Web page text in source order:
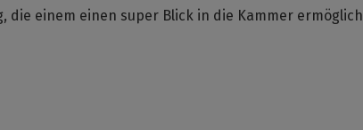
die einem einen super Blick in die Kammer